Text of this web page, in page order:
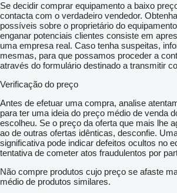
Se decidir comprar equipamento a baixo
contacta com o verdadeiro vendedor.
possíveis sobre o proprietário do
enganar potenciais clientes consiste em
uma empresa real. Caso tenha suspeitas,
mesmas, para que possamos proceder a
através do formulário destinado a transmitir
Verificação do preço
Antes de efetuar uma compra, analise
para ter uma ideia do preço médio de venda
escolheu. Se o preço da oferta que mais lhe
ao de outras ofertas idênticas, desconfie.
significativa pode indicar defeitos ocultos no
tentativa de cometer atos fraudulentos por
Não compre produtos cujo preço se afaste
médio de produtos similares.